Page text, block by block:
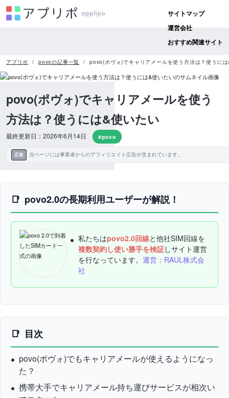
サイトマップ
運営会社
おすすめ関連サイト
アプリポ povoの記事一覧 povo(ポヴォ)でキャリアメールを使う方法は？使うに
povo(ポヴォ)でキャリアメールを使う
方法は？使うには&使いたい
最終更新日：2026年6月14日 #povo
広告 当ページには事業者からのアフィリエイト広告が含まれています。
povo2.0の長期利用ユーザーが解説！
私たちはpovo2.0回線と他社SIM回線を
複数契約し使い勝手を検証しサイト運営
を行なっています。 運営：RAUL株式会
社
目次
povo(ポヴォ)でもキャリアメールが使えるようになっ
た？
携帯大手でキャリアメール持ち運びサービスが相次い